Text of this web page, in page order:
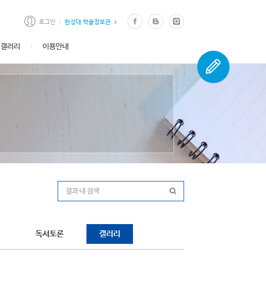
로그인 한성대 학술정보관
갤러리 이용안내
독서토론 갤러리